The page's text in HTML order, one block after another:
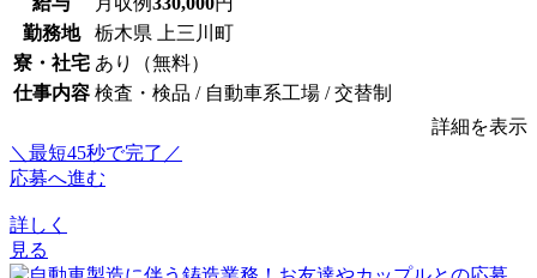
勤務地
栃木県 上三川町
寮・社宅 あり（無料）
仕事内容 検査・検品 / 自動車系工場 / 交替制
詳細を表示
＼最短45秒で完了／
応募へ進む
詳しく
見る